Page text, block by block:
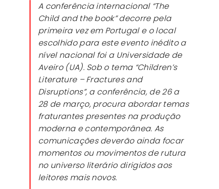
A conferência internacional “The
Child and the book” decorre pela
primeira vez em Portugal e o local
escolhido para este evento inédito a
nível nacional foi a Universidade de
Aveiro (UA). Sob o tema “Children’s
Literature – Fractures and
Disruptions”, a conferência, de 26 a
28 de março, procura abordar temas
fraturantes presentes na produção
moderna e contemporânea. As
comunicações deverão ainda focar
momentos ou movimentos de rutura
no universo literário dirigidos aos
leitores mais novos.